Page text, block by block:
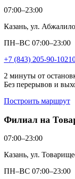
07:00–23:00
Казань, ул.
ПН–ВС 07:00–23:00
+7 (843) 205-90-10
2 минуты от
Без перерывов и
Построить маршрут
Филиал на
07:00–23:00
Казань, ул.
ПН–ВС 07:00–23:00